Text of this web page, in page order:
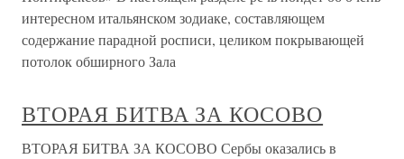
интересном итальянском зодиаке, составляющем
содержание парадной росписи, целиком покрывающей
потолок обширного Зала
ВТОРАЯ БИТВА ЗА КОСОВО
ВТОРАЯ БИТВА ЗА КОСОВО Сербы оказались в